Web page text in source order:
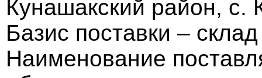
Кунашакский район, с.
Базис поставки –
Наименование